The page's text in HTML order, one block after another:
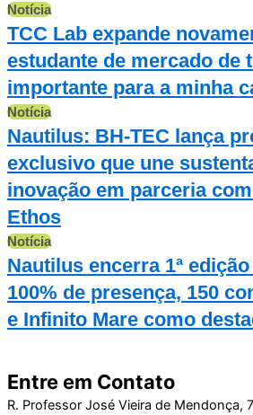
Notícia
TCC Lab expande
estudante de mercado de
importante para a minha
Notícia
Nautilus: BH-TEC lança
exclusivo que une
inovação em parceria
Ethos
Notícia
Nautilus encerra 1ª
100% de presença, 150
e Infinito Mare como
Entre em Contato
R. Professor José Vieira de Mendonça,